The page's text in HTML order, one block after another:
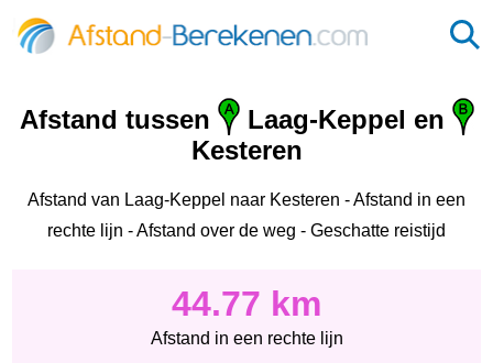
Afstand tussen
Laag-Keppel en
Kesteren
Afstand van Laag-Keppel naar Kesteren - Afstand in een
rechte lijn - Afstand over de weg - Geschatte reistijd
44.77 km
Afstand in een rechte lijn